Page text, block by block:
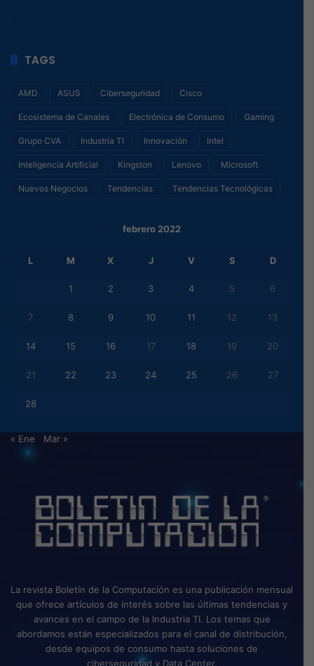
TAGS
AMD ASUS Ciberseguridad Cisco
Ecosistema de Canales Electrónica de Consumo Gaming
Grupo CVA Industria TI Innovación Intel
Inteligencia Artificial Kingston Lenovo Microsoft
Nuevos Negocios Tendencias Tendencias Tecnológicas
febrero 2022
L M X J V S D
1 2 3 4 5 6
7 8 9 10 11 12 13
14 15 16 17 18 19 20
21 22 23 24 25 26 27
28
« Ene Mar »
La revista Boletín de la Computación es una publicación mensual
que ofrece artículos de interés sobre las últimas tendencias y
avances en el campo de la Industria TI. Los temas que
abordamos están especializados para el canal de distribución,
desde equipos de consumo hasta soluciones de
ciberseguridad y Data Center.